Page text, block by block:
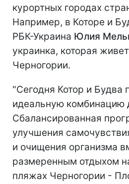
курортных городах
Например, в Которе и
РБК-Украина Юлия
украинка, которая
Черногории.
"Сегодня Котор и Будва
идеальную комбинацию
Сбалансированная
улучшения
и очищения организма
размеренным отдыхом
пляжах Черногории -